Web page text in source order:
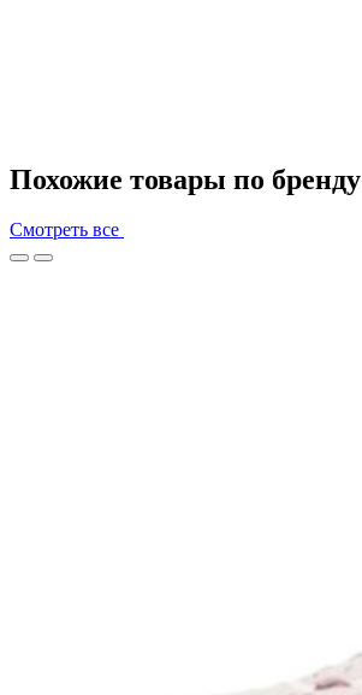
Похожие товары по бренду
Смотреть все